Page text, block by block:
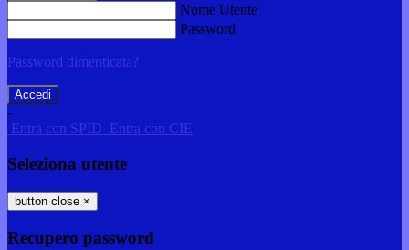
Nome Utente
Password
Password dimenticata?
-
Entra con SPID Entra con CIE
Seleziona utente
button close ×
Recupero password